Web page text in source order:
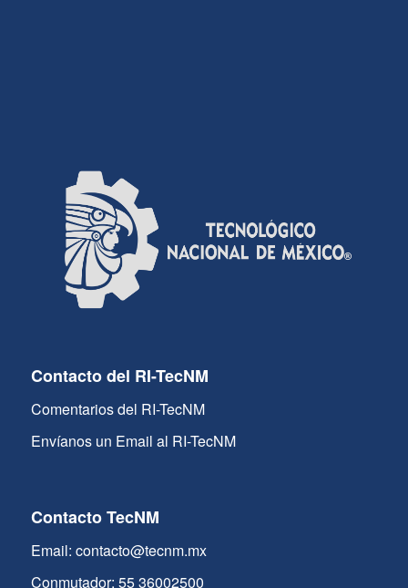
Contacto del RI-TecNM
Comentarios del RI-TecNM
Envíanos un Email al RI-TecNM
Contacto TecNM
Email: contacto@tecnm.mx
Conmutador: 55 36002500